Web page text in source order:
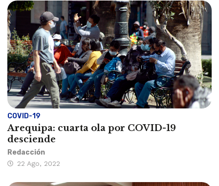
COVID-19
Arequipa: cuarta ola por COVID-19
desciende
Redacción
22 Ago, 2022